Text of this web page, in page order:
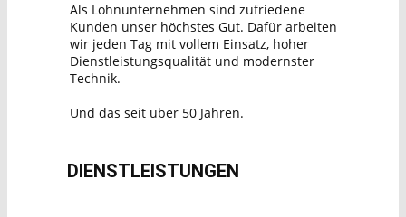
Als Lohnunternehmen sind zufriedene
Kunden unser höchstes Gut. Dafür arbeiten
wir jeden Tag mit vollem Einsatz, hoher
Dienstleistungsqualität und modernster
Technik.
Und das seit über 50 Jahren.
DIENSTLEISTUNGEN